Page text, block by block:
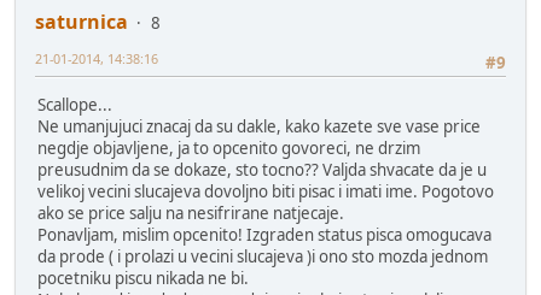
saturnica
8
#9
21-01-2014, 14:38:16
Scallope...
Ne umanjujuci znacaj da su dakle, kako kazete sve vase price
negdje objavljene, ja to opcenito govoreci, ne drzim
preusudnim da se dokaze, sto tocno?? Valjda shvacate da je u
velikoj vecini slucajeva dovoljno biti pisac i imati ime. Pogotovo
ako se price salju na nesifrirane natjecaje.
Ponavljam, mislim opcenito! Izgraden status pisca omogucava
da prode ( i prolazi u vecini slucajeva )i ono sto mozda jednom
pocetniku piscu nikada ne bi.